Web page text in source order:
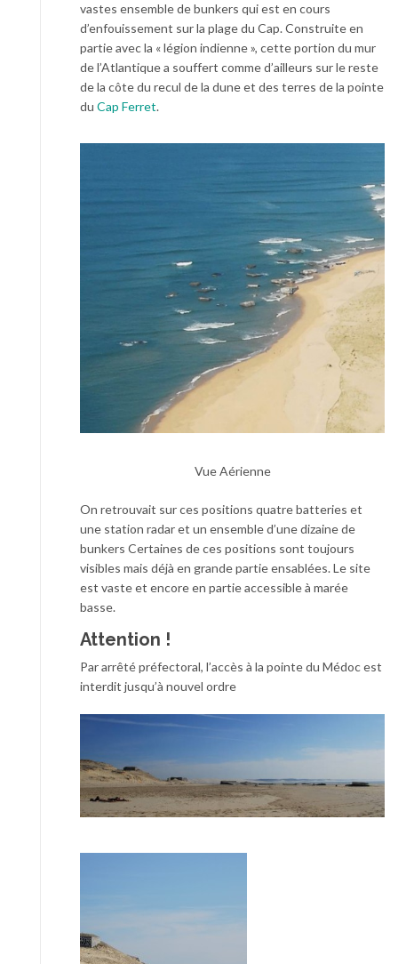
vastes ensemble de bunkers qui est en cours
d’enfouissement sur la plage du Cap. Construite en
partie avec la « légion indienne », cette portion du mur
de l’Atlantique a souffert comme d’ailleurs sur le reste
de la côte du recul de la dune et des terres de la pointe
du Cap Ferret.
Vue Aérienne
On retrouvait sur ces positions quatre batteries et
une station radar et un ensemble d’une dizaine de
bunkers Certaines de ces positions sont toujours
visibles mais déjà en grande partie ensablées. Le site
est vaste et encore en partie accessible à marée
basse.
Attention !
Par arrêté préfectoral, l’accès à la pointe du Médoc est
interdit jusqu’à nouvel ordre